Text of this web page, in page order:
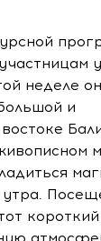
неделе
и
утра.